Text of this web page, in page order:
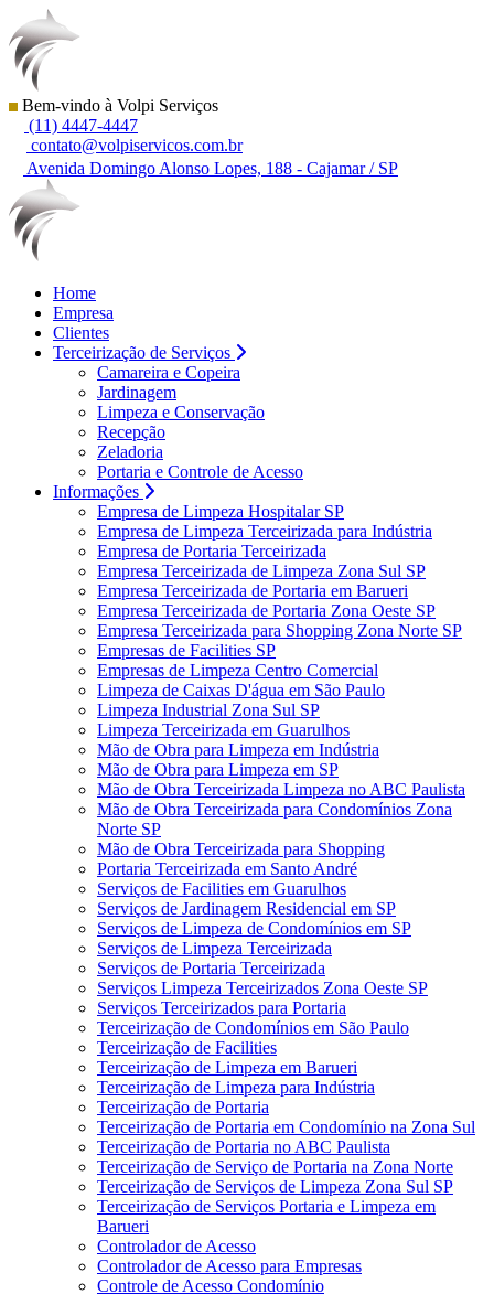
Bem-vindo à Volpi Serviços
(11) 4447-4447
contato@volpiservicos.com.br
Avenida Domingo Alonso Lopes, 188 - Cajamar / SP
Home
Empresa
Clientes
Terceirização de Serviços
Camareira e Copeira
Jardinagem
Limpeza e Conservação
Recepção
Zeladoria
Portaria e Controle de Acesso
Informações
Empresa de Limpeza Hospitalar SP
Empresa de Limpeza Terceirizada para Indústria
Empresa de Portaria Terceirizada
Empresa Terceirizada de Limpeza Zona Sul SP
Empresa Terceirizada de Portaria em Barueri
Empresa Terceirizada de Portaria Zona Oeste SP
Empresa Terceirizada para Shopping Zona Norte SP
Empresas de Facilities SP
Empresas de Limpeza Centro Comercial
Limpeza de Caixas D'água em São Paulo
Limpeza Industrial Zona Sul SP
Limpeza Terceirizada em Guarulhos
Mão de Obra para Limpeza em Indústria
Mão de Obra para Limpeza em SP
Mão de Obra Terceirizada Limpeza no ABC Paulista
Mão de Obra Terceirizada para Condomínios Zona
Norte SP
Mão de Obra Terceirizada para Shopping
Portaria Terceirizada em Santo André
Serviços de Facilities em Guarulhos
Serviços de Jardinagem Residencial em SP
Serviços de Limpeza de Condomínios em SP
Serviços de Limpeza Terceirizada
Serviços de Portaria Terceirizada
Serviços Limpeza Terceirizados Zona Oeste SP
Serviços Terceirizados para Portaria
Terceirização de Condomínios em São Paulo
Terceirização de Facilities
Terceirização de Limpeza em Barueri
Terceirização de Limpeza para Indústria
Terceirização de Portaria
Terceirização de Portaria em Condomínio na Zona Sul
Terceirização de Portaria no ABC Paulista
Terceirização de Serviço de Portaria na Zona Norte
Terceirização de Serviços de Limpeza Zona Sul SP
Terceirização de Serviços Portaria e Limpeza em
Barueri
Controlador de Acesso
Controlador de Acesso para Empresas
Controle de Acesso Condomínio